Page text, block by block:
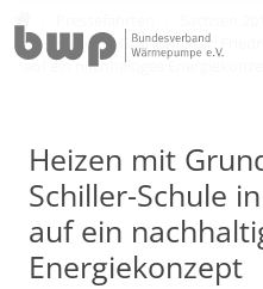
Heizen mit Grundwasser:
auf ein nachhaltiges
Heizen mit
Schiller-Schule
auf ein
Energiekonzept